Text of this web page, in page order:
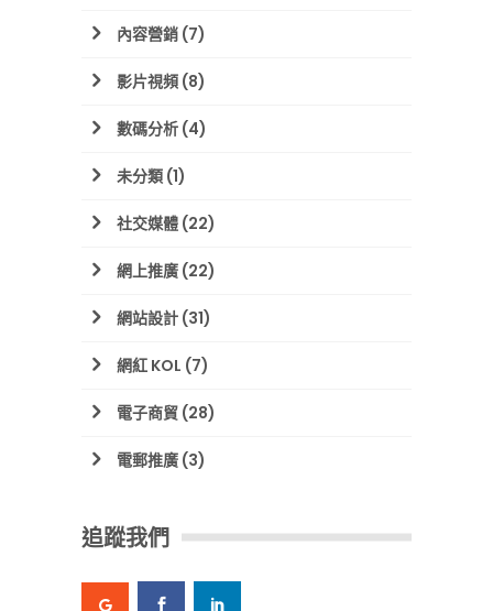
內容營銷 (7)
影片視頻 (8)
數碼分析 (4)
未分類 (1)
社交媒體 (22)
網上推廣 (22)
網站設計 (31)
網紅 KOL (7)
電子商貿 (28)
電郵推廣 (3)
追蹤我們